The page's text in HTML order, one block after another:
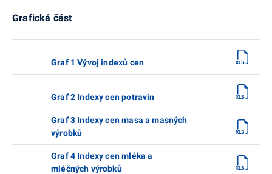
Grafická část
Graf 1 Vývoj indexů cen
Graf 2 Indexy cen potravin
Graf 3 Indexy cen masa a masných
výrobků
Graf 4 Indexy cen mléka a
mléčných výrobků